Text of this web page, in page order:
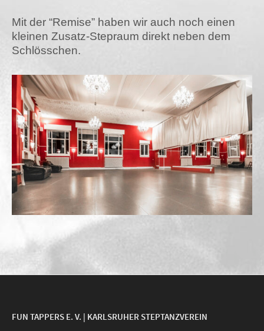
Mit der “Remi­se” haben wir auch noch einen
klei­nen Zusatz-Ste­praum direkt neben dem
Schlösschen.
FUN TAPPERS E. V. | KARLSRUHER STEPTANZVEREIN